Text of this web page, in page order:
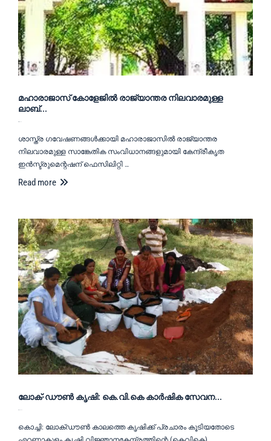
മഹാരാജാസ് കോളേജിൽ രാജ്യാന്തര നിലവാരമുള്ള
ലാബ്...
ശാസ്ത്ര ഗവേഷണങ്ങൾക്കായി മഹാരാജാസിൽ രാജ്യാന്തര
നിലവാരമുള്ള സാങ്കേതിക സംവിധാനങ്ങളുമായി കേന്ദ്രീകൃത
ഇൻസ്ട്രുമെന്റഷന് ഫെസിലിറ്റി …
Read more
ലോക്-ഡൗൺ കൃഷി: കെ.വി.കെ കാർഷിക സേവന...
കൊച്ചി: ലോക്ഡൗൺ കാലത്തെ കൃഷിക്ക് പ്രചാരം കൂടിയതോടെ